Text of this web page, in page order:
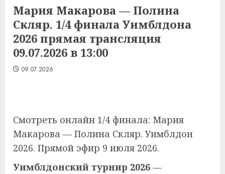
Мария Макарова — Полина
Скляр. 1/4 финала Уимблдона
2026 прямая трансляция
09.07.2026 в 13:00
09.07.2026
Смотреть онлайн 1/4 финала: Мария
Макарова — Полина Скляр. Уимблдон
2026. Прямой эфир 9 июля 2026.
Уимблдонский турнир 2026 —